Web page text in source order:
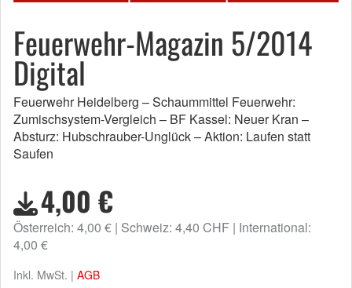
Feuerwehr-Magazin 5/2014
Digital
Feuerwehr Heidelberg – Schaummittel Feuerwehr:
Zumischsystem-Vergleich – BF Kassel: Neuer Kran –
Absturz: Hubschrauber-Unglück – Aktion: Laufen statt
Saufen
4,00 €
Österreich: 4,00 € Schweiz: 4,40 CHF International:
4,00 €
Inkl. MwSt. | AGB